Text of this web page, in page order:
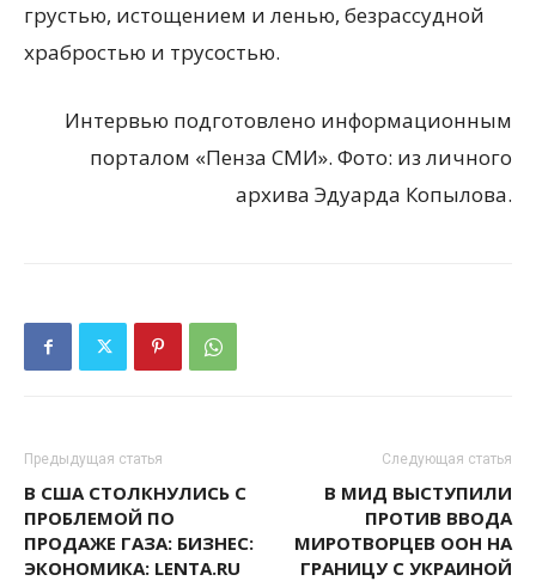
грустью, истощением и ленью, безрассудной
храбростью и трусостью.
Интервью подготовлено информационным
порталом «Пенза СМИ». Фото: из личного
архива Эдуарда Копылова.
Предыдущая статья
В США СТОЛКНУЛИСЬ С
ПРОБЛЕМОЙ ПО
ПРОДАЖЕ ГАЗА: БИЗНЕС:
ЭКОНОМИКА: LENTA.RU
Следующая статья
В МИД ВЫСТУПИЛИ
ПРОТИВ ВВОДА
МИРОТВОРЦЕВ ООН НА
ГРАНИЦУ С УКРАИНОЙ